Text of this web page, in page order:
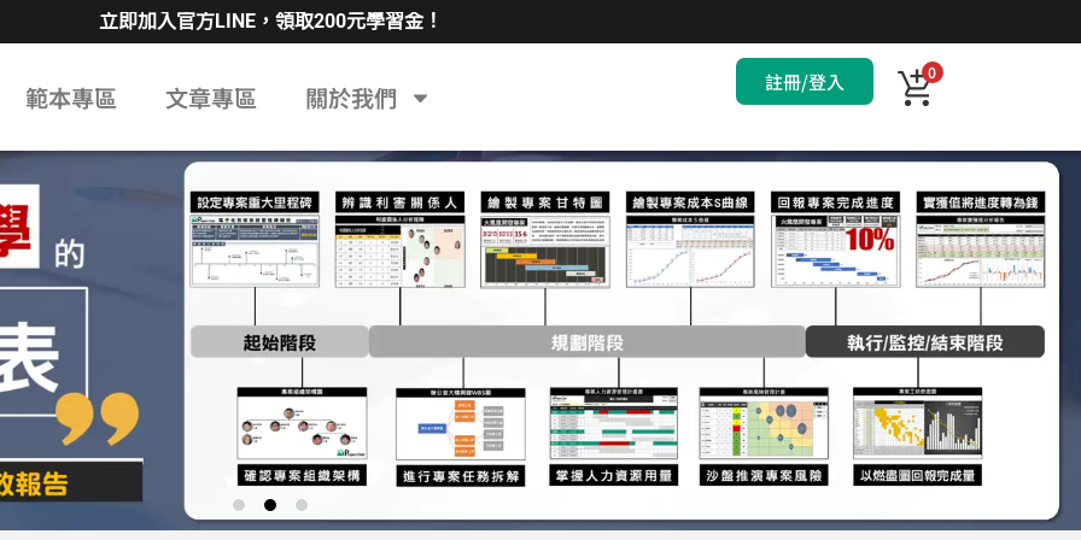
立即加入官方LINE，領取200元學習金！
範本專區 文章專區 關於我們 註冊/登入 0